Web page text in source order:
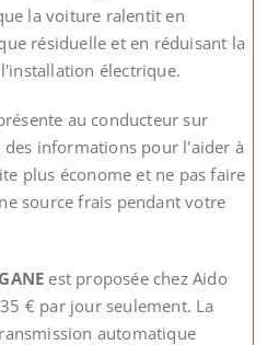
la voiture ralentit en
résiduelle et en réduisant la
électrique.
au conducteur sur
des informations pour l'aider à
plus économe et ne pas faire
source frais pendant votre
est proposée chez Aido
€ par jour seulement. La
automatique